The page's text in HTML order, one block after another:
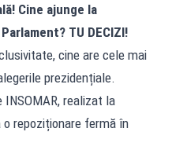
Cine ajunge la
TU DECIZI!
cine are cele mai
prezidențiale.
INSOMAR, realizat la
o repoziționare fermă în